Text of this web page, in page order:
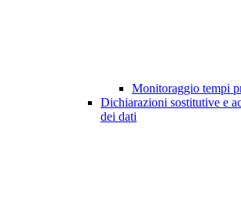
Monitoraggio tempi
Dichiarazioni sostitutive e
dei dati